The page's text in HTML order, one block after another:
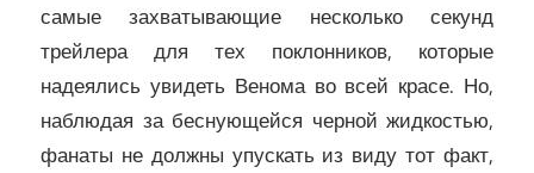
самые захватывающие несколько секунд
трейлера для тех поклонников, которые
надеялись увидеть Венома во всей красе. Но,
наблюдая за беснующейся черной жидкостью,
фанаты не должны упускать из виду тот факт,